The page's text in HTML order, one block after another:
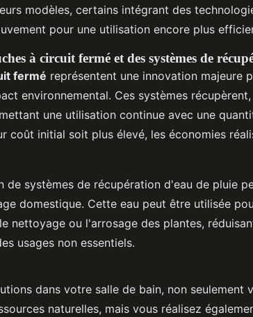
modèles, certains intégrant des
pour une utilisation encore plus
à circuit fermé et des systèmes de
fermé représentent une innovation majeure
environnemental. Ces systèmes
une utilisation continue avec une
coût initial soit plus élevé, les économies
de systèmes de récupération d'eau de pluie
domestique. Cette eau peut être utilisée
nettoyage ou l'arrosage des plantes,
usages non essentiels.
dans votre salle de bain, non seulement
naturelles, mais vous réalisez